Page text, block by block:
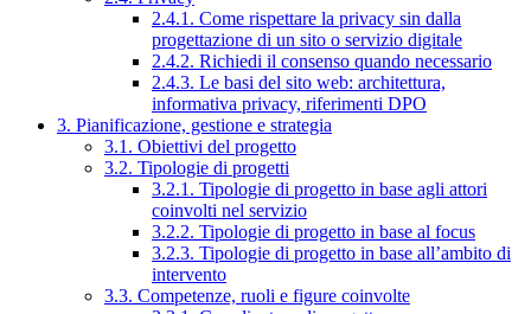
2.4.1. Come rispettare la privacy sin dalla
progettazione di un sito o servizio digitale
2.4.2. Richiedi il consenso quando necessario
2.4.3. Le basi del sito web: architettura,
informativa privacy, riferimenti DPO
3. Pianificazione, gestione e strategia
3.1. Obiettivi del progetto
3.2. Tipologie di progetti
3.2.1. Tipologie di progetto in base agli attori
coinvolti nel servizio
3.2.2. Tipologie di progetto in base al focus
3.2.3. Tipologie di progetto in base all’ambito di
intervento
3.3. Competenze, ruoli e figure coinvolte